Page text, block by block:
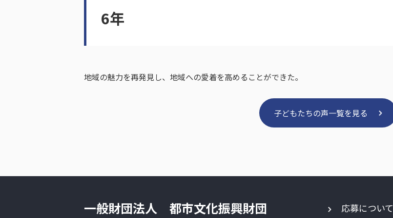
6年
地域の魅力を再発見し、地域への愛着を高めることができた。
子どもたちの声一覧を見る
一般財団法人 都市文化振興財団 応募について